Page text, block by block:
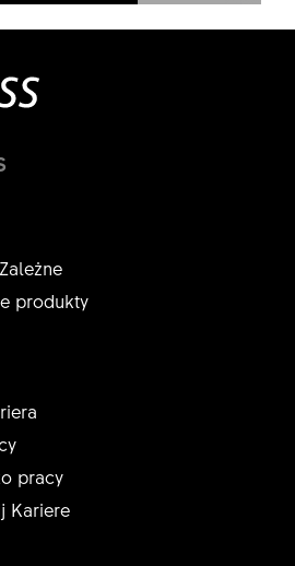
produkty
pracy
Kariere